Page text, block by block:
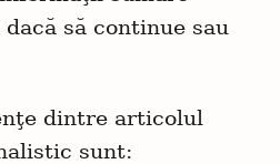
să continue sau
dintre articolul
sunt: